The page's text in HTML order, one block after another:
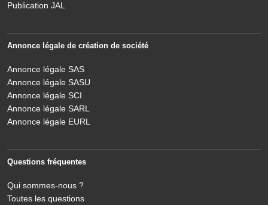
Publication JAL
Annonce légale de création de société
Annonce légale SAS
Annonce légale SASU
Annonce légale SCI
Annonce légale SARL
Annonce légale EURL
Questions fréquentes
Qui sommes-nous ?
Toutes les questions